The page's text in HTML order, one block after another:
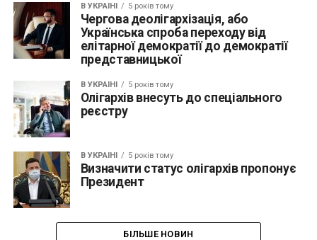
В УКРАЇНІ 5 років тому
Чергова деолігархізація, або
Українська спроба переходу від
елітарної демократії до демократії
представницької
В УКРАЇНІ 5 років тому
Олігархів внесуть до спеціального
реєстру
В УКРАЇНІ 5 років тому
Визначити статус олігархів пропонує
Президент
БІЛЬШЕ НОВИН